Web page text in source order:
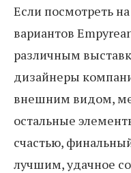
Если посмотреть
вариантов
различным
дизайнеры
внешним видом,
остальные
счастью,
лучшим, удачное